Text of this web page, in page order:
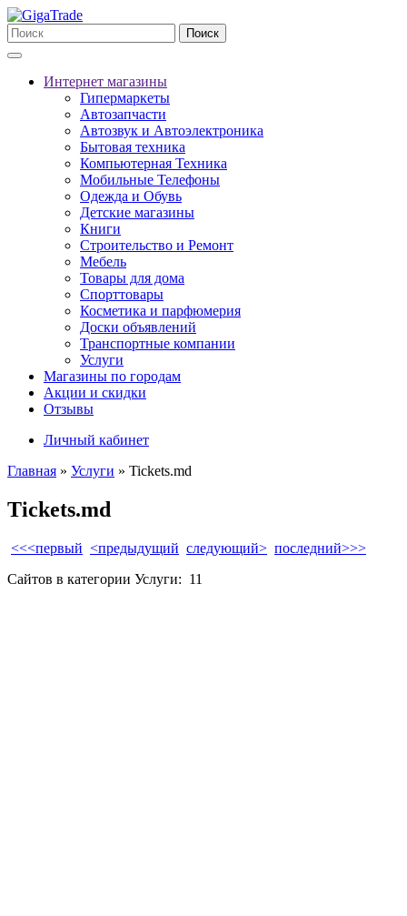
Поиск
Интернет магазины
Гипермаркеты
Автозапчасти
Автозвук и Автоэлектроника
Бытовая техника
Компьютерная Техника
Мобильные Телефоны
Одежда и Обувь
Детские магазины
Книги
Строительство и Ремонт
Мебель
Товары для дома
Спорттовары
Косметика и парфюмерия
Доски объявлений
Транспортные компании
Услуги
Магазины по городам
Акции и скидки
Отзывы
Личный кабинет
Главная » Услуги » Tickets.md
Tickets.md
<<<первый <предыдущий следующий> последний>>>
Сайтов в категории Услуги: 11